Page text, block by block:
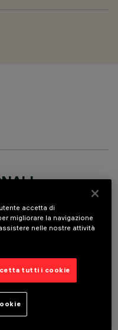
accetta di
migliorare la navigazione
nelle nostre attività
tutti i cookie